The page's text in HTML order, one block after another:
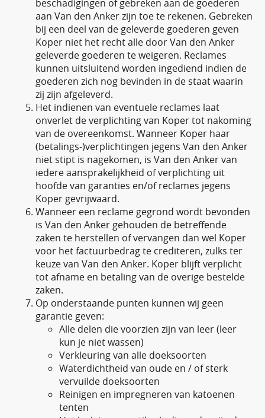
beschadigingen of gebreken aan de goederen
aan Van den Anker zijn toe te rekenen. Gebreken
bij een deel van de geleverde goederen geven
Koper niet het recht alle door Van den Anker
geleverde goederen te weigeren. Reclames
kunnen uitsluitend worden ingediend indien de
goederen zich nog bevinden in de staat waarin
zij zijn afgeleverd.
Het indienen van eventuele reclames laat
onverlet de verplichting van Koper tot nakoming
van de overeenkomst. Wanneer Koper haar
(betalings-)verplichtingen jegens Van den Anker
niet stipt is nagekomen, is Van den Anker van
iedere aansprakelijkheid of verplichting uit
hoofde van garanties en/of reclames jegens
Koper gevrijwaard.
Wanneer een reclame gegrond wordt bevonden
is Van den Anker gehouden de betreffende
zaken te herstellen of vervangen dan wel Koper
voor het factuurbedrag te crediteren, zulks ter
keuze van Van den Anker. Koper blijft verplicht
tot afname en betaling van de overige bestelde
zaken.
Op onderstaande punten kunnen wij geen
garantie geven:
Alle delen die voorzien zijn van leer (leer
kun je niet wassen)
Verkleuring van alle doeksoorten
Waterdichtheid van oude en / of sterk
vervuilde doeksoorten
Reinigen en impregneren van katoenen
tenten